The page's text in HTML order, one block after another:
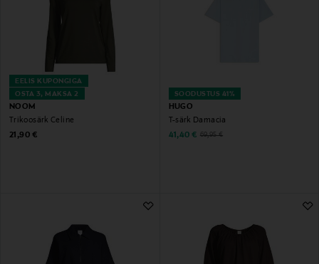
OSTA 3, MAKSA 2
EELIS KUPONGIGA
NOOM
Trikoosärk Celine
Original Price
21,90 €
SOODUSTUS 41%
HUGO
T-särk Damacia
Discounted Price
41,40 € Original Price
69,95 €